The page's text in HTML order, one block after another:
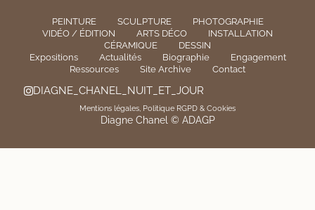
PEINTURE SCULPTURE
PHOTOGRAPHIE
VIDÉO / ÉDITION
ARTS DÉCO
INSTALLATION
CÉRAMIQUE
DESSIN
Expositions
Actualités Biographie
Engagement
Ressources
Site Archive Contact
DIAGNE_CHANEL_NUIT_ET_JOUR
Mentions légales, Politique RGPD & Cookies
Diagne Chanel © ADAGP